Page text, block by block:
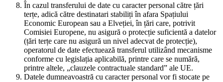
În cazul transferului de date cu caracter personal către țări
terțe, adică către destinatari stabiliți în afara Spațiului
Economic European sau a Elveției, în țări care, potrivit
Comisiei Europene, nu asigură o protecție suficientă a datelor
(țări terțe care nu asigură un nivel adecvat de protecție),
operatorul de date efectuează transferul utilizând mecanisme
conforme cu legislația aplicabilă, printre care se numără,
printre altele, „clauzele contractuale standard” ale UE.
Datele dumneavoastră cu caracter personal vor fi stocate pe